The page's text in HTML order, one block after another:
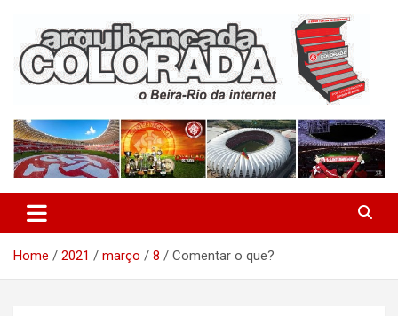
content
Arquibancada Colorada
Home 2021 março 8 Comentar o que?